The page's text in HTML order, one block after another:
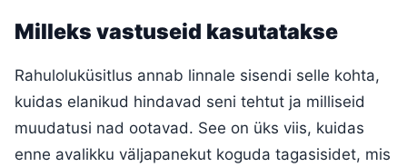
Milleks vastuseid kasutatakse
Rahuloluküsitlus annab linnale sisendi selle kohta,
kuidas elanikud hindavad seni tehtut ja milliseid
muudatusi nad ootavad. See on üks viis, kuidas
enne avalikku väljapanekut koguda tagasisidet, mis